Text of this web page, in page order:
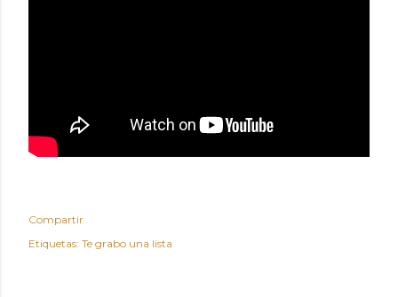
Compartir
Etiquetas: Te grabo una lista